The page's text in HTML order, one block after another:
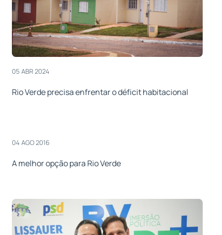
05 ABR 2024
Rio Verde precisa enfrentar o déficit habitacional
04 AGO 2016
A melhor opção para Rio Verde